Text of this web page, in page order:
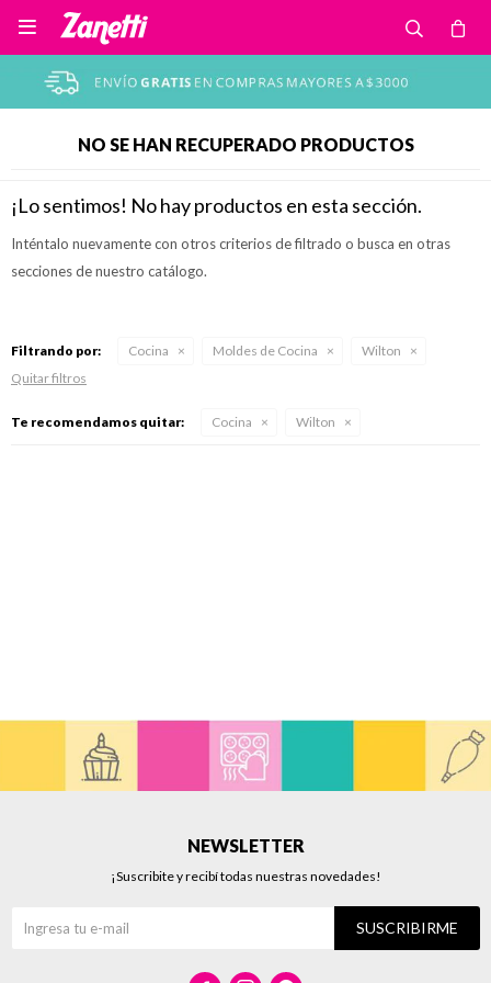

NO SE HAN RECUPERADO PRODUCTOS
¡Lo sentimos! No hay productos en esta sección.
Inténtalo nuevamente con otros criterios de filtrado o busca en otras
secciones de nuestro catálogo.
Filtrando por: Cocina Moldes de Cocina
Wilton
Quitar filtros
Te recomendamos quitar: Cocina Wilton
NEWSLETTER
¡Suscribite y recibí todas nuestras novedades!
SUSCRIBIRME